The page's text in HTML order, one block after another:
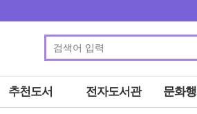
추천도서 전자도서관 문화